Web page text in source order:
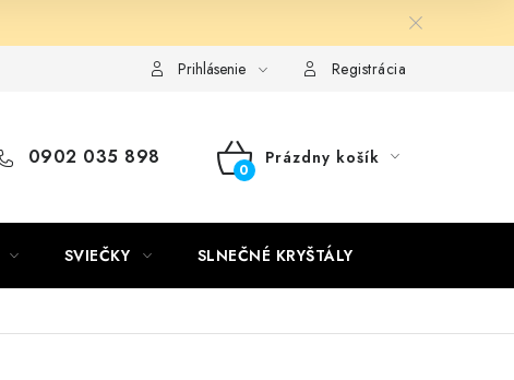
Doprava a platba Certifikáty
Prihlásenie Registrácia
0902 035 898
NÁKUPNÝ
Prázdny košík
SVIEČKY SLNEČNÉ KRYŠTÁLY